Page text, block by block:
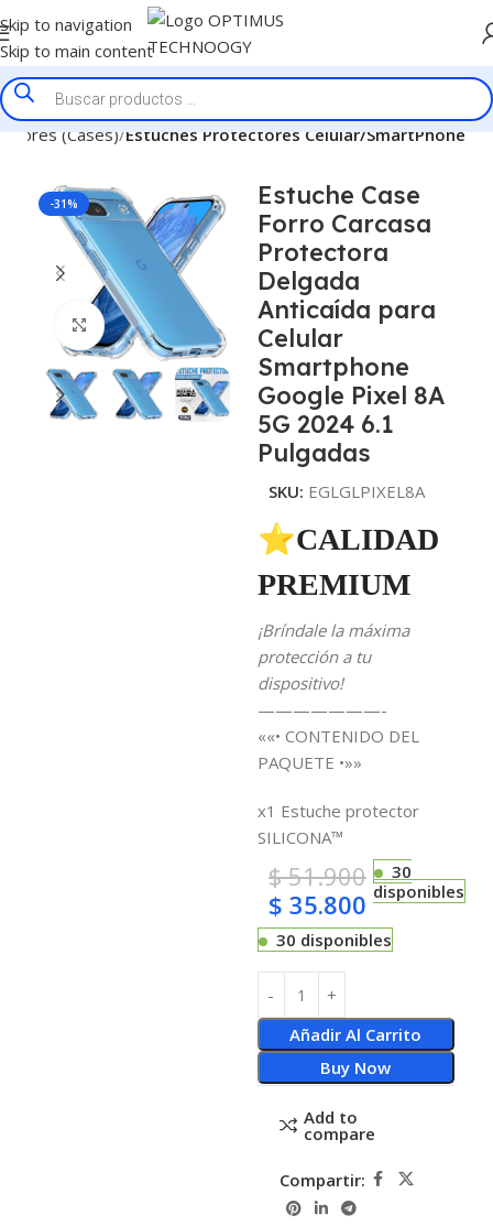
Skip to navigation
Skip to main content
(Cases) Estuches Protectores Celular/SmartPhone
-31%
Click to enlarge
Estuche Case
Forro Carcasa
Protectora
Delgada
Anticaída para
Celular
Smartphone
Google Pixel 8A
5G 2024 6.1
Pulgadas
SKU: EGLGLPIXEL8A
⭐CALIDAD
PREMIUM
¡Bríndale la máxima
protección a tu
dispositivo!
———————-
««• CONTENIDO DEL
PAQUETE •»»
x1 Estuche protector
SILICONA™
$51.900
$ 35.800
30
disponibles
30 disponibles
Añadir Al Carrito
Buy Now
Add to
compare
Compartir: